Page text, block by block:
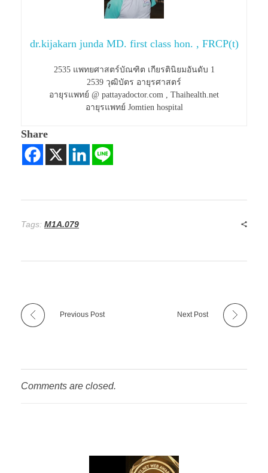
dr.kijakarn junda MD. first class hon. , FRCP(t)
2535 แพทยศาสตร์บัณฑิต เกียรตินิยมอันดับ 1
2539 วุฒิบัตร อายุรศาสตร์
อายุรแพทย์ @ pattayadoctor.com , Thaihealth.net
อายุรแพทย์ Jomtien hospital
Share
Tags: M1A.079
Previous Post Next Post
Comments are closed.